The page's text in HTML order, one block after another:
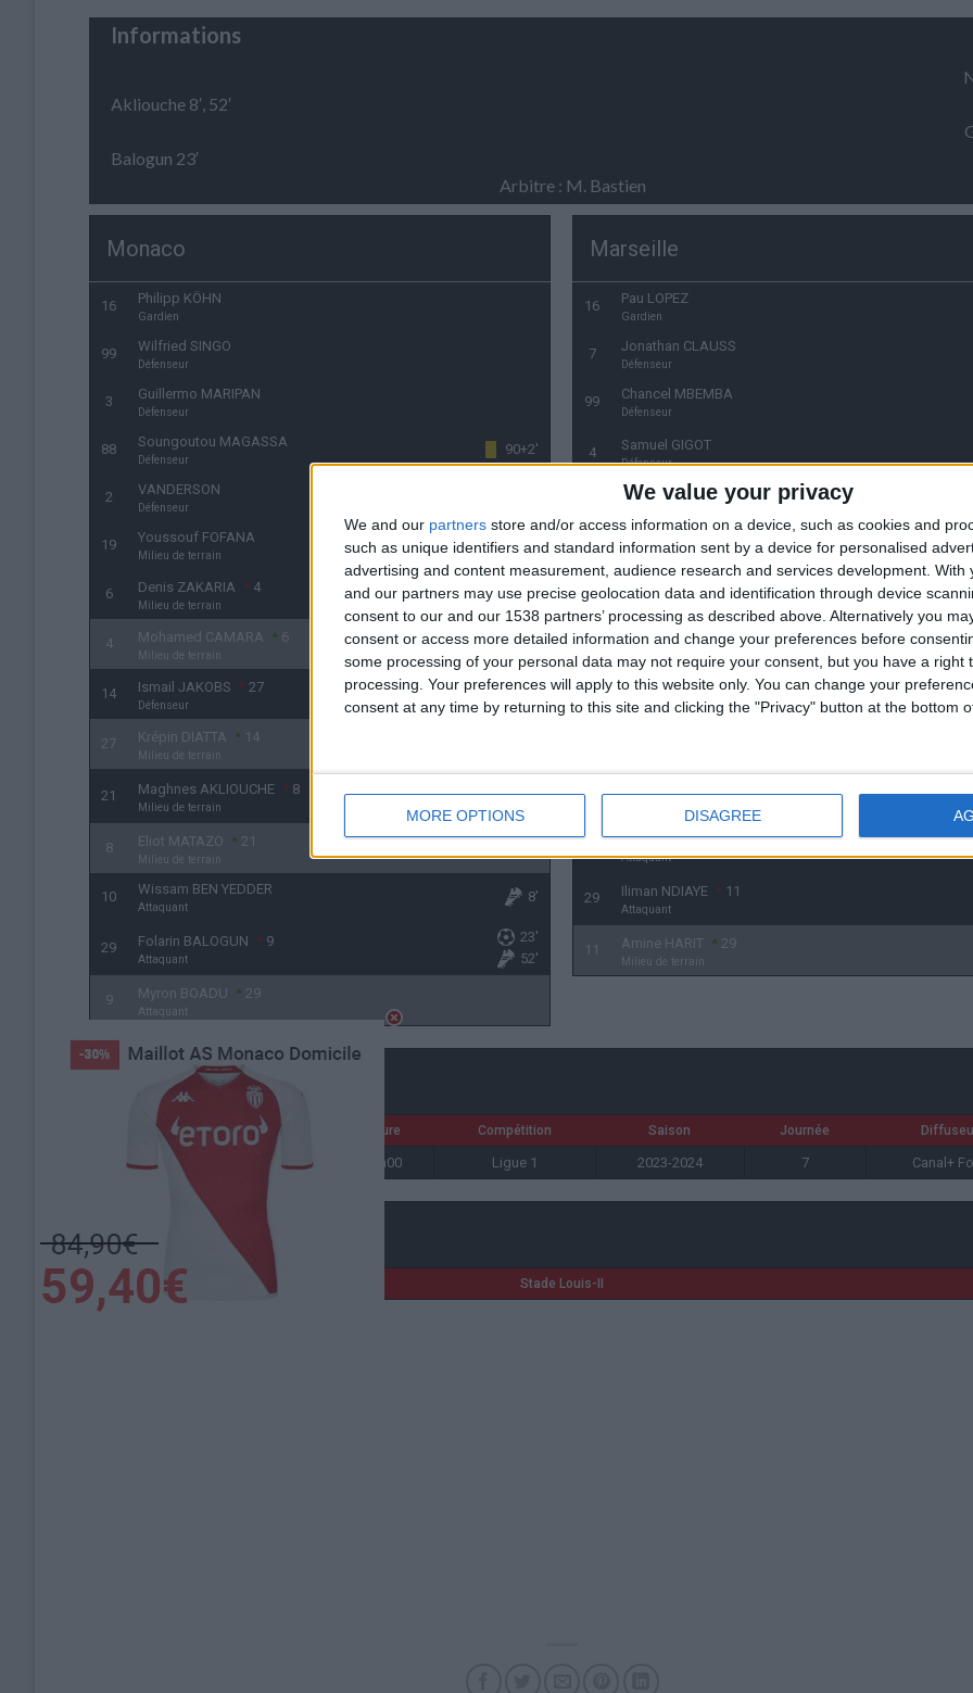
We value your privacy
We and our partners store and/or access information on a device, such as cookies and
such as unique identifiers and standard information sent by a device for personalised
advertising and content measurement, audience research and services development. With
and our partners may use precise geolocation data and identification through device
consent to our and our 1538 partners’ processing as described above. Alternatively you
consent or access more detailed information and change your preferences before
some processing of your personal data may not require your consent, but you have a right
processing. Your preferences will apply to this website only. You can change your
consent at any time by returning to this site and clicking the "Privacy" button at the bottom
MORE OPTIONS DISAGREE
Informations
Akliouche 8′, 52′
Balogun 23′
Arbitre : M. Bastien
Monaco
16 Philipp KÖHN
Gardien
99 Wilfried SINGO
Défenseur
3 Guillermo MARIPAN
Défenseur
88 Soungoutou MAGASSA
Défenseur
90+2'
2 VANDERSON
Défenseur
19 Youssouf FOFANA
Milieu de terrain
42'
6 Denis ZAKARIA 4
Milieu de terrain
59'
4 Mohamed CAMARA 6
Milieu de terrain
14 Ismail JAKOBS 27
Défenseur
27 Krépin DIATTA 14
Milieu de terrain
21 Maghnes AKLIOUCHE 8
Milieu de terrain
8 Eliot MATAZO 21
Milieu de terrain
10 Wissam BEN YEDDER
Attaquant
8'
29 Folarin BALOGUN 9
Attaquant
23'
52'
9 Myron BOADU 29
Attaquant
Marseille
16 Pau LOPEZ
Gardien
7 Jonathan CLAUSS
Défenseur
99 Chancel MBEMBA
Défenseur
4 Samuel GIGOT
Défenseur
Amir MURILLO
27 Jordan VERETOUT
21 Valentin RONGIER
Milieu de terrain
8 Azzedine OUNAHI 9
Milieu de terrain
9 VITINHA 8
Attaquant
23 Ismaïla SARR 20
Pierre-Emerick AUBAMEYANG
Attaquant
29 Iliman NDIAYE 11
Attaquant
11 Amine HARIT 29
Milieu de terrain
Détails
Date Heure Compétition Saison Journée
30 septembre 2023 21h00 Ligue 1 2023-2024 7 Canal+
Lieu de la rencontre
Stade Louis-II